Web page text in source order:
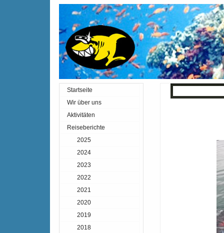
Startseite
Wir über uns
Aktivitäten
Reiseberichte
2025
2024
2023
2022
2021
2020
2019
2018